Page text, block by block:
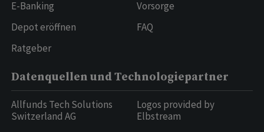
E-Banking
Depot eröffnen
Ratgeber
Vorsorge
FAQ
Datenquellen und Technologiepartner
Allfunds Tech Solutions
Switzerland AG
Logos provided by
Elbstream